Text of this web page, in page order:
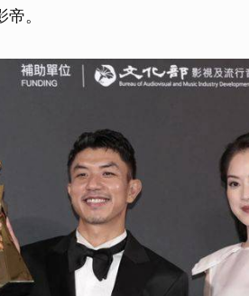
。